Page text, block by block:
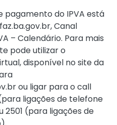
do IPVA está
Canal
– Calendário. Para mais
pode utilizar o
disponível no site da
ou ligar para o call
ligações de telefone
2501 (para ligações de